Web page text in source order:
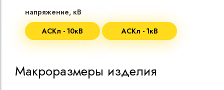
напряжение, кВ
АСКл - 10кВ
АСКл - 1кВ
Макроразмеры изделия